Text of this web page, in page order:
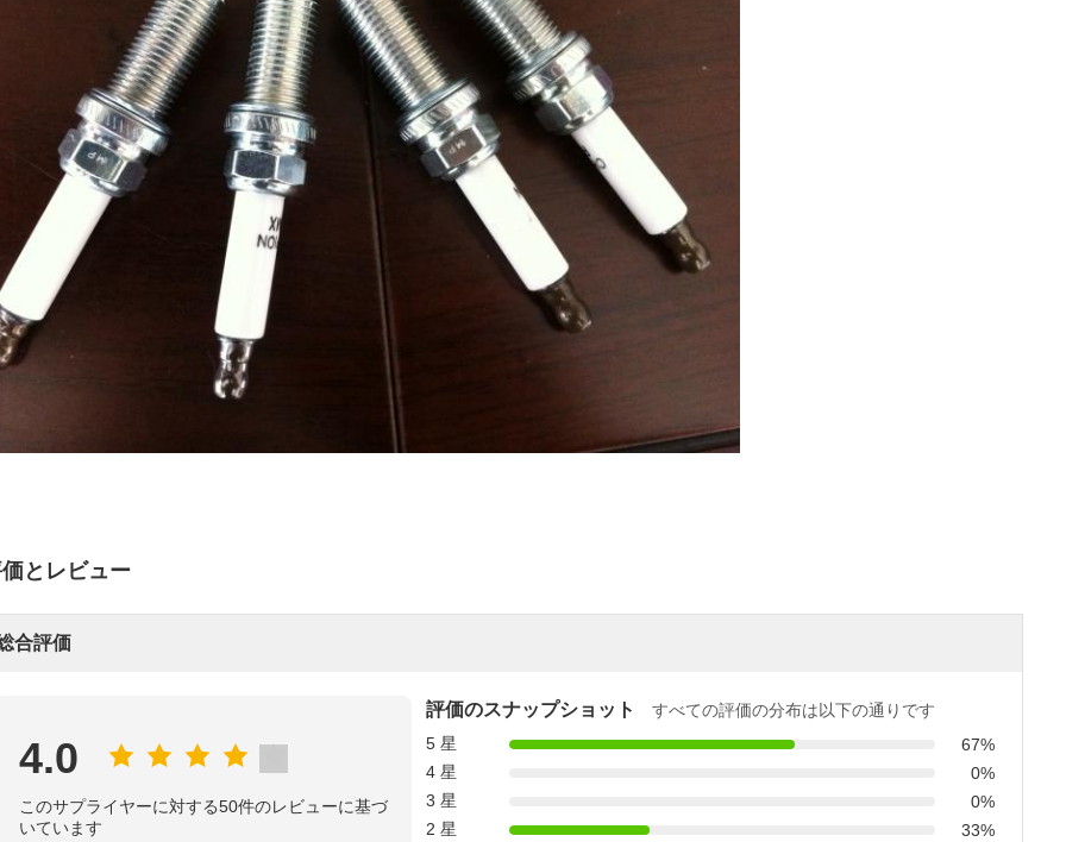
とレビュー
合評価
4.0
このサプライヤーに対する50件のレビューに基づ
いています
評価のスナップショット
すべての評価の分布は以下の通りです
5 星
67%
4 星
0%
3 星
0%
2 星
33%